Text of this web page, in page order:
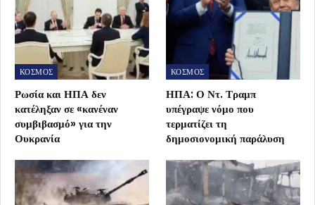
ΚΟΣΜΟΣ
Ρωσία και ΗΠΑ δεν
κατέληξαν σε «κανέναν
συμβιβασμό» για την
Ουκρανία
ΚΟΣΜΟΣ
ΗΠΑ: Ο Ντ. Τραμπ
υπέγραψε νόμο που
τερματίζει τη
δημοσιονομική παράλυση